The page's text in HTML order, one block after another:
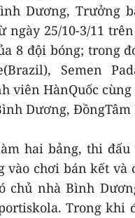
Dương, Trưởng
ngày 25/10-3/11
8 đội bóng; trong
Semen
viên HànQuốc
Dương,
hai bảng, thi
chơi bán kết và
chủ nhà Bình
Trong khi